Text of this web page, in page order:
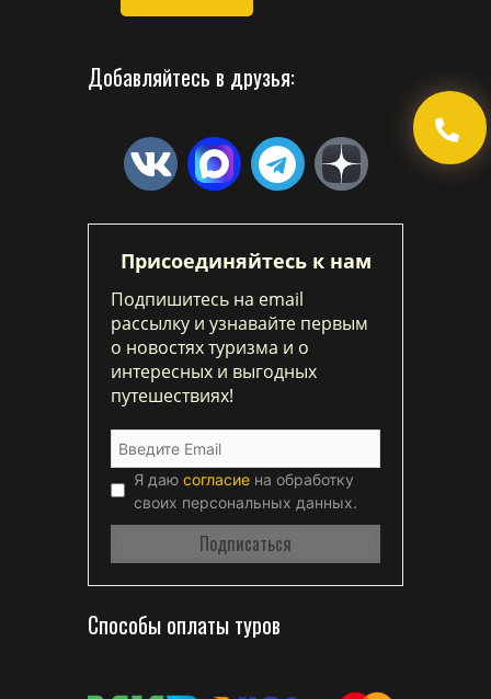
Добавляйтесь в друзья:
Присоединяйтесь к нам
Подпишитесь на email
рассылку и узнавайте первым
о новостях туризма и о
интересных и выгодных
путешествиях!
Я даю согласие на обработку
своих персональных данных.
Способы оплаты туров